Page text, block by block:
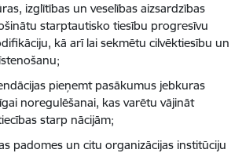
izglītības un veselības aizsardzības
starptautisko tiesību progresīvu
kā arī lai sekmētu cilvēktiesību un
pieņemt pasākumus jebkuras
noregulēšanai, kas varētu vājināt
starp nācijām;
padomes un citu organizācijas institūciju